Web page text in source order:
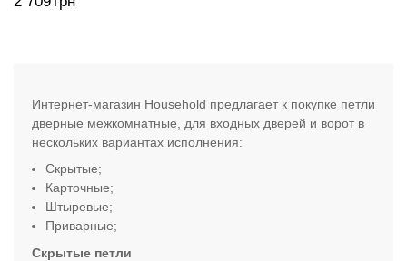
Интернет-магазин Household предлагает к покупке петли
дверные межкомнатные, для входных дверей и ворот в
нескольких вариантах исполнения:
Скрытые;
Карточные;
Штыревые;
Приварные;
Скрытые петли